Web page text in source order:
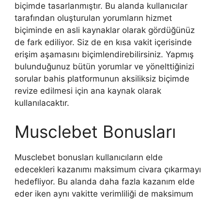
biçimde tasarlanmıştır. Bu alanda kullanıcılar
tarafından oluşturulan yorumların hizmet
biçiminde en asli kaynaklar olarak gördüğünüz
de fark ediliyor. Siz de en kısa vakit içerisinde
erişim aşamasını biçimlendirebilirsiniz. Yapmış
bulunduğunuz bütün yorumlar ve yönelttiğinizi
sorular bahis platformunun aksiliksiz biçimde
revize edilmesi için ana kaynak olarak
kullanılacaktır.
Musclebet Bonusları
Musclebet bonusları kullanıcıların elde
edecekleri kazanımı maksimum civara çıkarmayı
hedefliyor. Bu alanda daha fazla kazanım elde
eder iken aynı vakitte verimliliği de maksimum